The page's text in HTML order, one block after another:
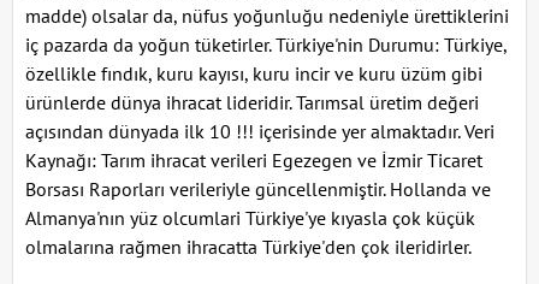
madde) olsalar da, nüfus yoğunluğu nedeniyle ürettiklerini
iç pazarda da yoğun tüketirler. Türkiye'nin Durumu: Türkiye,
özellikle fındık, kuru kayısı, kuru incir ve kuru üzüm gibi
ürünlerde dünya ihracat lideridir. Tarımsal üretim değeri
açısından dünyada ilk 10 !!! içerisinde yer almaktadır. Veri
Kaynağı: Tarım ihracat verileri Egezegen ve İzmir Ticaret
Borsası Raporları verileriyle güncellenmiştir. Hollanda ve
Almanya'nın yüz olcumlari Türkiye'ye kıyasla çok küçük
olmalarına rağmen ihracatta Türkiye'den çok ileridirler.